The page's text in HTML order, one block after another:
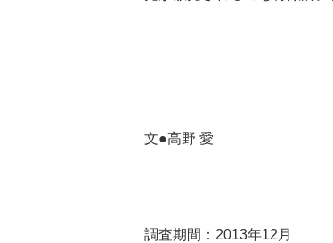
文●高野 愛
調査期間：2013年12月